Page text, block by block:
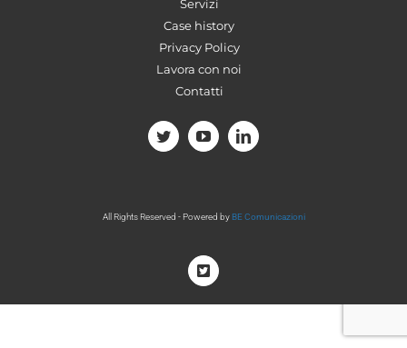
Servizi
Case history
Privacy Policy
Lavora con noi
Contatti
All Rights Reserved - Powered by BE Comunicazioni
Twitter